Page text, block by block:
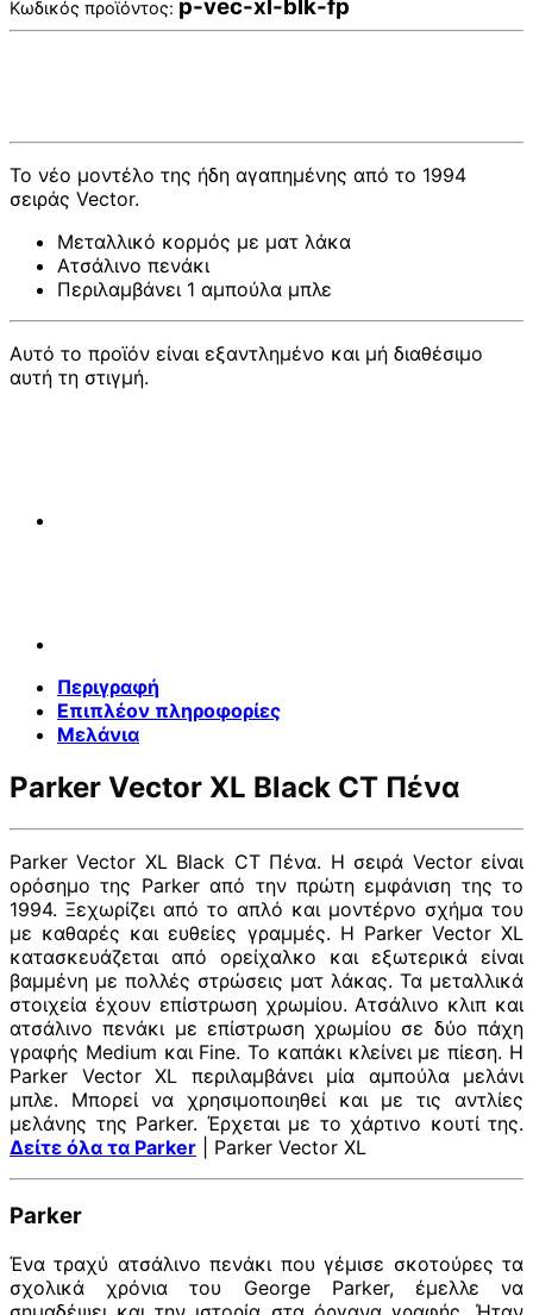
Κωδικός προϊόντος: p-vec-xl-blk-fp
Το νέο μοντέλο της ήδη αγαπημένης από το 1994
σειράς Vector.
Μεταλλικό κορμός με ματ λάκα
Ατσάλινο πενάκι
Περιλαμβάνει 1 αμπούλα μπλε
Αυτό το προϊόν είναι εξαντλημένο και μή διαθέσιμο
αυτή τη στιγμή.
Περιγραφή
Επιπλέον πληροφορίες
Μελάνια
Parker Vector XL Black CT Πένα
Parker Vector XL Black CT Πένα. Η σειρά Vector είναι
ορόσημο της Parker από την πρώτη εμφάνιση της το
1994. Ξεχωρίζει από το απλό και μοντέρνο σχήμα του
με καθαρές και ευθείες γραμμές. Η Parker Vector XL
κατασκευάζεται από ορείχαλκο και εξωτερικά είναι
βαμμένη με πολλές στρώσεις ματ λάκας. Τα μεταλλικά
στοιχεία έχουν επίστρωση χρωμίου. Ατσάλινο κλιπ και
ατσάλινο πενάκι με επίστρωση χρωμίου σε δύο πάχη
γραφής Medium και Fine. Το καπάκι κλείνει με πίεση. Η
Parker Vector XL περιλαμβάνει μία αμπούλα μελάνι
μπλε. Μπορεί να χρησιμοποιηθεί και με τις αντλίες
μελάνης της Parker. Έρχεται με το χάρτινο κουτί της.
Δείτε όλα τα Parker | Parker Vector XL
Parker
Ένα τραχύ ατσάλινο πενάκι που γέμισε σκοτούρες τα
σχολικά χρόνια του George Parker, έμελλε να